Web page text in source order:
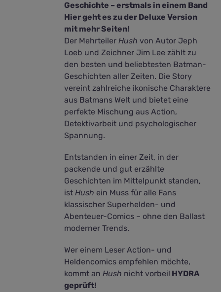
Geschichte – erstmals in einem Band
Hier geht es zu der Deluxe Version
mit mehr Seiten!
Der MehrteilerHush von Autor Jeph
Loeb und Zeichner Jim Lee zählt zu
den besten und beliebtesten Batman-
Geschichten aller Zeiten. Die Story
vereint zahlreiche ikonische Charaktere
aus Batmans Welt und bietet eine
perfekte Mischung aus Action,
Detektivarbeit und psychologischer
Spannung.
Entstanden in einer Zeit, in der
packende und gut erzählte
Geschichten im Mittelpunkt standen,
istHush ein Muss für alle Fans
klassischer Superhelden- und
Abenteuer-Comics – ohne den Ballast
moderner Trends.
Wer einem Leser Action- und
Heldencomics empfehlen möchte,
kommt anHush nicht vorbei! HYDRA
geprüft!